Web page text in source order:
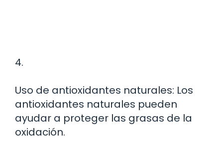
4.
Uso de antioxidantes naturales: Los
antioxidantes naturales pueden
ayudar a proteger las grasas de la
oxidación.